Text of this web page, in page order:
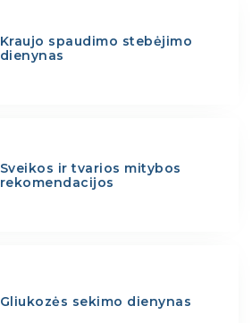
Kraujo spaudimo stebėjimo
dienynas
Sveikos ir tvarios mitybos
rekomendacijos
Gliukozės sekimo dienynas